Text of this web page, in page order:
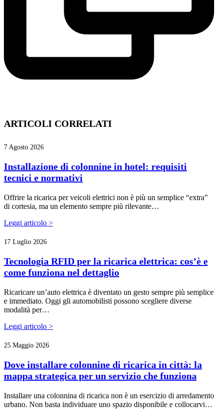
ARTICOLI CORRELATI
7 Agosto 2026
Installazione di colonnine in hotel: requisiti
tecnici e normativi
Offrire la ricarica per veicoli elettrici non è più un semplice “extra”
di cortesia, ma un elemento sempre più rilevante…
Leggi articolo >
17 Luglio 2026
Tecnologia RFID per la ricarica elettrica: cos’è e
come funziona nel dettaglio
Ricaricare un’auto elettrica è diventato un gesto sempre più semplice
e immediato. Oggi gli automobilisti possono scegliere diverse
modalità per…
Leggi articolo >
25 Maggio 2026
Dove installare colonnine di ricarica in città: la
mappa strategica per un servizio che funziona
Installare una colonnina di ricarica non è un esercizio di arredamento
urbano. Non basta individuare uno spazio disponibile e collocarvi…